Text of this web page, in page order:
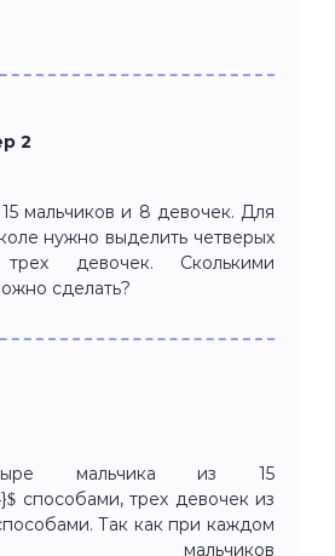
2
мальчиков и 8 девочек. Для
нужно выделить четверых
девочек. Сколькими
сделать?
мальчика из 15
способами, трех девочек из
Так как при каждом
мальчиков